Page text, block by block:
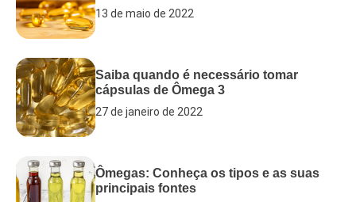
13 de maio de 2022
Saiba quando é necessário tomar
cápsulas de Ômega 3
27 de janeiro de 2022
Ômegas: Conheça os tipos e as suas
principais fontes